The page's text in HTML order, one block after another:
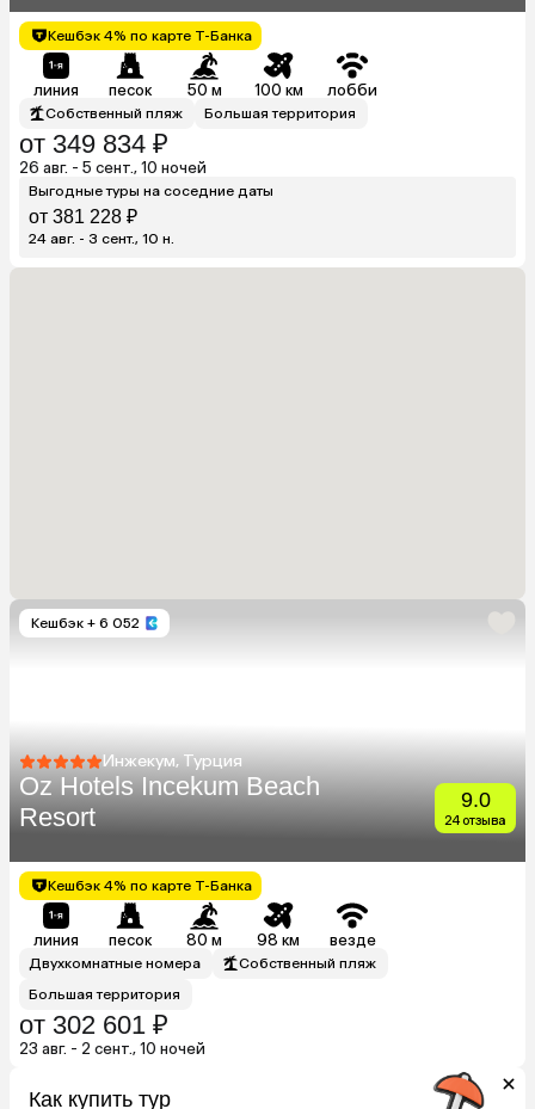
Кешбэк 4% по карте Т-Банка
линия песок 50 м 100 км лобби
Собственный пляж Большая территория
от 349 834 ₽
26 авг. - 5 сент., 10 ночей
Выгодные туры на соседние даты
от 381 228 ₽
24 авг. - 3 сент., 10 н.
Кешбэк + 6 052
Инжекум, Турция
Oz Hotels Incekum Beach
Resort
9.0
24 отзыва
Кешбэк 4% по карте Т-Банка
линия песок 80 м 98 км везде
Двухкомнатные номера
Собственный пляж
Большая территория
от 302 601 ₽
23 авг. - 2 сент., 10 ночей
Как купить тур